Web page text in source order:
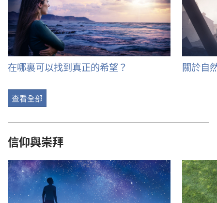
在哪裏可以找到真正的希望？ 關於自
查看全部
信仰與崇拜